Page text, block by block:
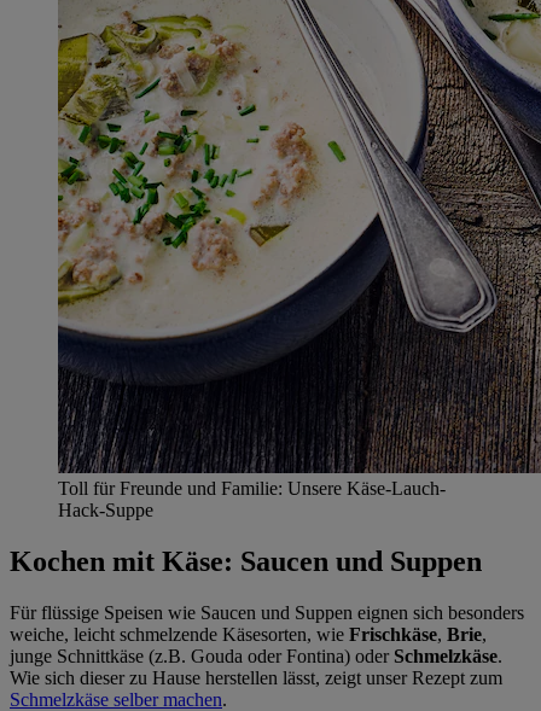
Toll für Freunde und Familie: Unsere Käse-Lauch-
Hack-Suppe
Kochen mit Käse: Saucen und Suppen
Für flüssige Speisen wie Saucen und Suppen eignen sich besonders
weiche, leicht schmelzende Käsesorten, wie Frischkäse, Brie,
junge Schnittkäse (z.B. Gouda oder Fontina) oder Schmelzkäse.
Wie sich dieser zu Hause herstellen lässt, zeigt unser Rezept zum
Schmelzkäse selber machen.